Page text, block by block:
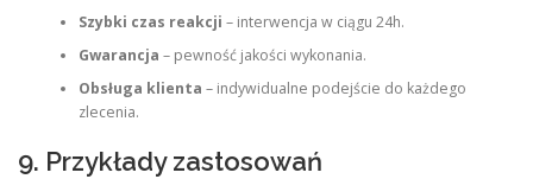
Szybki czas reakcji – interwencja w ciągu 24h.
Gwarancja – pewność jakości wykonania.
Obsługa klienta – indywidualne podejście do każdego
zlecenia.
9. Przykłady zastosowań